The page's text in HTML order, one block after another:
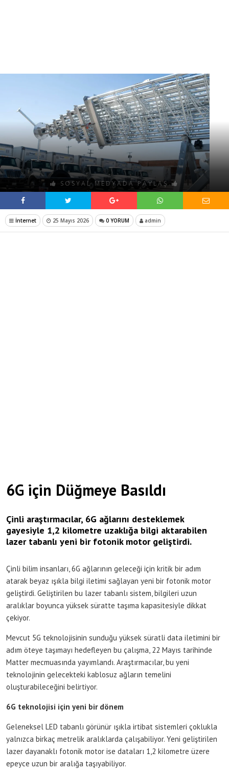
SOSYAL MEDYADA PAYLAŞ
İnternet 25 Mayıs 2026 0 YORUM admin
6G için Düğmeye Basıldı
Çinli araştırmacılar, 6G ağlarını desteklemek
gayesiyle 1,2 kilometre uzaklığa bilgi aktarabilen
lazer tabanlı yeni bir fotonik motor geliştirdi.
Çinli bilim insanları, 6G ağlarının geleceği için kritik bir adım
atarak beyaz ışıkla bilgi iletimi sağlayan yeni bir fotonik motor
geliştirdi. Geliştirilen bu lazer tabanlı sistem, bilgileri uzun
aralıklar boyunca yüksek süratte taşıma kapasitesiyle dikkat
çekiyor.
Mevcut 5G teknolojisinin sunduğu yüksek süratli data iletimini bir
adım öteye taşımayı hedefleyen bu çalışma, 22 Mayıs tarihinde
Matter mecmuasında yayımlandı. Araştırmacılar, bu yeni
teknolojinin gelecekteki kablosuz ağların temelini
oluşturabileceğini belirtiyor.
6G teknolojisi için yeni bir dönem
Geleneksel LED tabanlı görünür ışıkla irtibat sistemleri çoklukla
yalnızca birkaç metrelik aralıklarda çalışabiliyor. Yeni geliştirilen
lazer dayanaklı fotonik motor ise dataları 1,2 kilometre üzere
epeyce uzun bir aralığa taşıyabiliyor.